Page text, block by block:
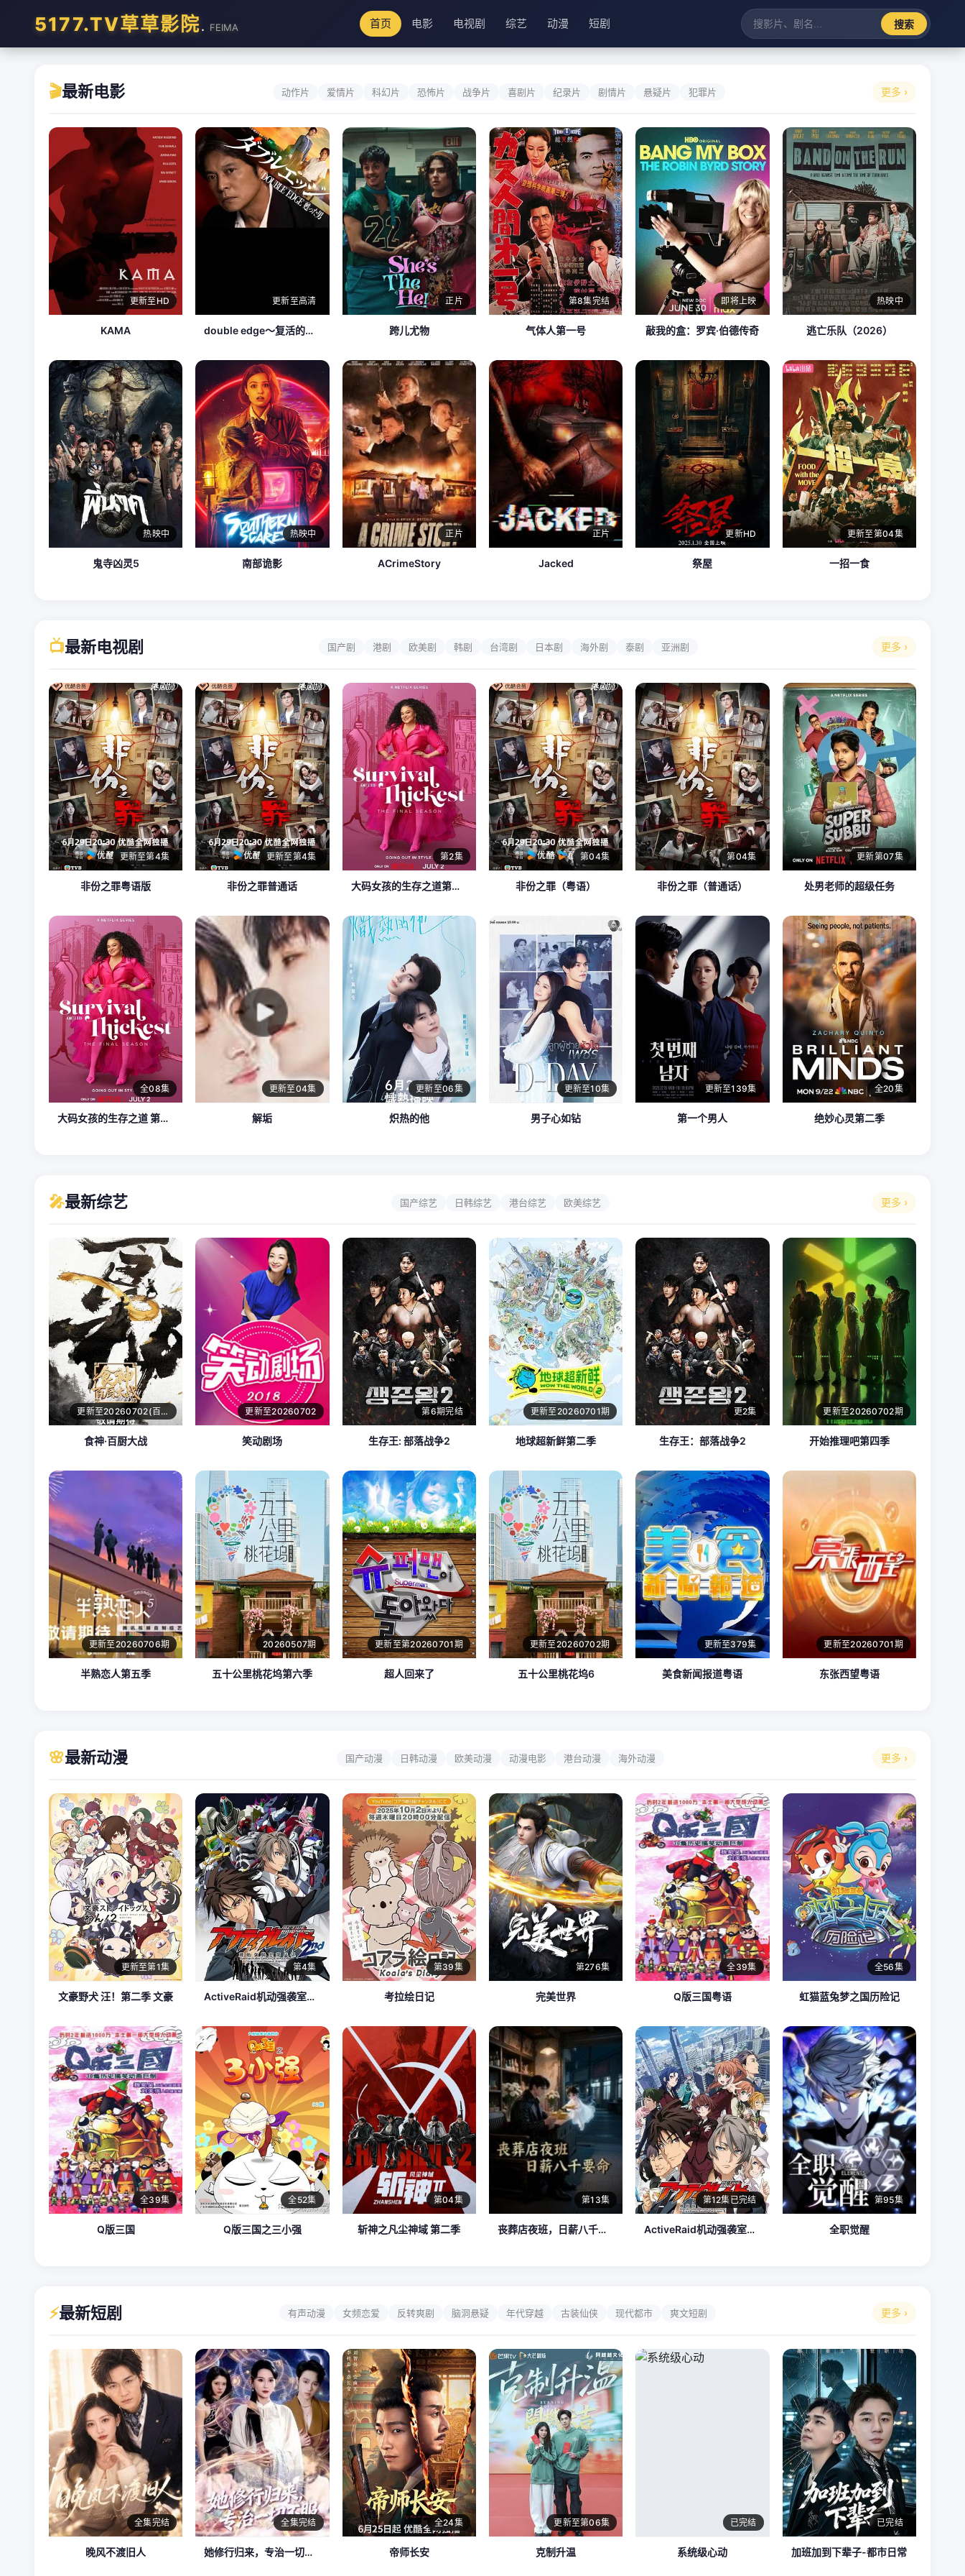
5177.TV草草影院. FEIMA 首页 电影 电视剧 综艺 动漫 短剧 搜索
🎬最新电影 动作片 爱情片 科幻片 恐怖片 战争片 喜剧片 纪录片 剧情片 悬疑片 犯罪片 更多 ›
更新至HD
KAMA
更新至高清
double edge～复活的男人
正片
跨儿尤物
第8集完结
气体人第一号
即将上映
敲我的盒：罗宾·伯德传奇
热映中
逃亡乐队（2026）
热映中
鬼寺凶灵5
热映中
南部诡影
正片
ACrimeStory
正片
Jacked
更新HD
祭屋
更新至第04集
一招一食
📺最新电视剧 国产剧 港剧 欧美剧 韩剧 台湾剧 日本剧 海外剧 泰剧 亚洲剧 更多 ›
更新至第4集
非份之罪粤语版
更新至第4集
非份之罪普通话
第2集
大码女孩的生存之道第三季
第04集
非份之罪（粤语）
第04集
非份之罪（普通话）
更新第07集
处男老师的超级任务
全08集
大码女孩的生存之道 第三季
更新至04集
解垢
更新至06集
炽热的他
更新至10集
男子心如钻
更新至139集
第一个男人
全20集
绝妙心灵第二季
🎤最新综艺 国产综艺 日韩综艺 港台综艺 欧美综艺 更多 ›
更新至20260702(百厨干饭局)
食神·百厨大战
更新至20260702
笑动剧场
第6期完结
生存王: 部落战争2
更新至20260701期
地球超新鲜第二季
更2集
生存王：部落战争2
更新至20260702期
开始推理吧第四季
更新至20260706期
半熟恋人第五季
20260507期
五十公里桃花坞第六季
更新至第20260701期
超人回来了
更新至20260702期
五十公里桃花坞6
更新至379集
美食新闻报道粤语
更新至20260701期
东张西望粤语
🌸最新动漫 国产动漫 日韩动漫 欧美动漫 动漫电影 港台动漫 海外动漫 更多 ›
更新至第1集
文豪野犬 汪！第二季 文豪
第4集
ActiveRaid机动强袭室第八组第二季
第39集
考拉绘日记
第276集
完美世界
全39集
Q版三国粤语
全56集
虹猫蓝兔梦之国历险记
全39集
Q版三国
全52集
Q版三国之三小强
第04集
斩神之凡尘神域 第二季
第13集
丧葬店夜班，日薪八千要命
第12集已完结
ActiveRaid机动强袭室第八组
第95集
全职觉醒
⚡最新短剧 有声动漫 女频恋爱 反转爽剧 脑洞悬疑 年代穿越 古装仙侠 现代都市 爽文短剧 更多 ›
全集完结
晚风不渡旧人
全集完结
她修行归来，专治一切不服
全24集
帝师长安
更新至第06集
克制升温
已完结
系统级心动
已完结
加班加到下辈子-都市日常